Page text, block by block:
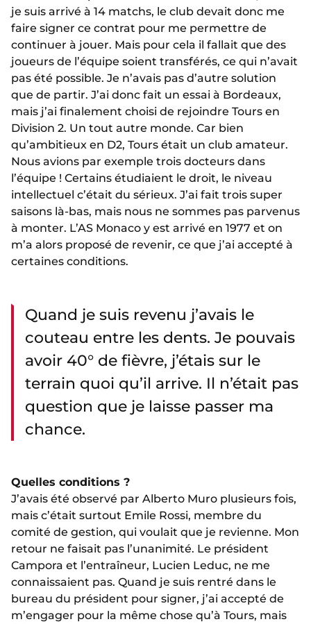
je suis arrivé à 14 matchs, le club devait donc me
faire signer ce contrat pour me permettre de
continuer à jouer. Mais pour cela il fallait que des
joueurs de l’équipe soient transférés, ce qui n’avait
pas été possible. Je n’avais pas d’autre solution
que de partir. J’ai donc fait un essai à Bordeaux,
mais j’ai finalement choisi de rejoindre Tours en
Division 2. Un tout autre monde. Car bien
qu’ambitieux en D2, Tours était un club amateur.
Nous avions par exemple trois docteurs dans
l’équipe ! Certains étudiaient le droit, le niveau
intellectuel c’était du sérieux. J’ai fait trois super
saisons là-bas, mais nous ne sommes pas parvenus
à monter. L’AS Monaco y est arrivé en 1977 et on
m’a alors proposé de revenir, ce que j’ai accepté à
certaines conditions.
Quand je suis revenu j’avais le
couteau entre les dents. Je pouvais
avoir 40° de fièvre, j’étais sur le
terrain quoi qu’il arrive. Il n’était pas
question que je laisse passer ma
chance.
Quelles conditions ?
J’avais été observé par Alberto Muro plusieurs fois,
mais c’était surtout Emile Rossi, membre du
comité de gestion, qui voulait que je revienne. Mon
retour ne faisait pas l’unanimité. Le président
Campora et l’entraîneur, Lucien Leduc, ne me
connaissaient pas. Quand je suis rentré dans le
bureau du président pour signer, j’ai accepté de
m’engager pour la même chose qu’à Tours, mais